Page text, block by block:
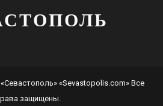
«Sevastopolis.com» Все
защищены.